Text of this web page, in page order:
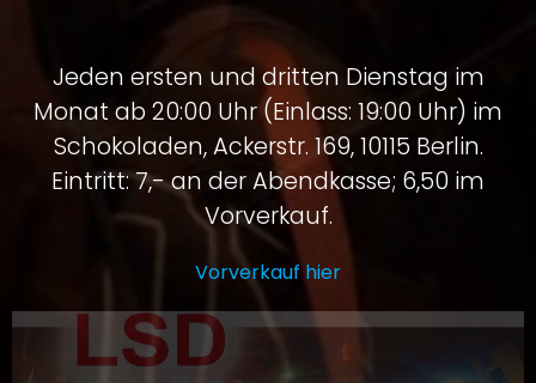
Jeden ersten und dritten Dienstag im
Monat ab 20:00 Uhr (Einlass: 19:00 Uhr) im
Schokoladen, Ackerstr. 169, 10115 Berlin.
Eintritt: 7,- an der Abendkasse; 6,50 im
Vorverkauf.
Vorverkauf hier